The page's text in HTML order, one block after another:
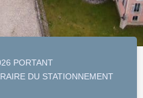
PORTANT
DU STATIONNEMENT